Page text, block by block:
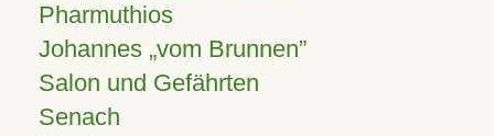
Pharmuthios
Johannes vom Brunnen
Salon und Gefährten
Senach